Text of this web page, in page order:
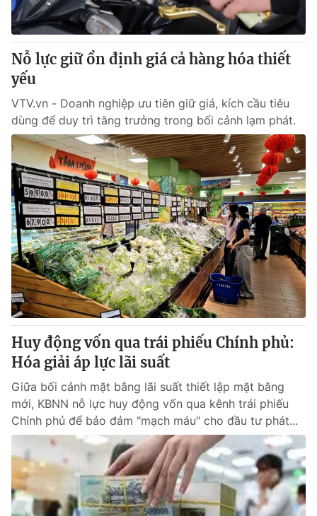
Nỗ lực giữ ổn định giá cả hàng hóa thiết
yếu
VTV.vn - Doanh nghiệp ưu tiên giữ giá, kích cầu tiêu
dùng để duy trì tăng trưởng trong bối cảnh lạm phát.
Huy động vốn qua trái phiếu Chính phủ:
Hóa giải áp lực lãi suất
Giữa bối cảnh mặt bằng lãi suất thiết lập mặt bằng
mới, KBNN nỗ lực huy động vốn qua kênh trái phiếu
Chính phủ để bảo đảm "mạch máu" cho đầu tư phát...